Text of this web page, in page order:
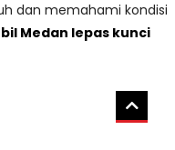
dan memahami kondisi
Medan lepas kunci